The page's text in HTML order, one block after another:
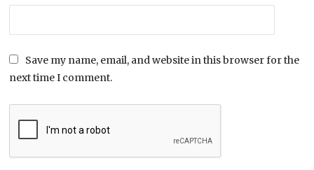
Save my name, email, and website in this browser for the
next time I comment.